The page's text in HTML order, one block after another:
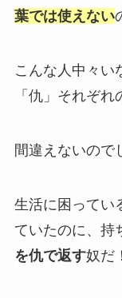
葉では使えない
こんな人中々い
「仇」それぞ
間違えないので
生活に困ってい
ていたのに、持
を仇で返す奴だ